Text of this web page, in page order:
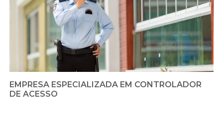
EMPRESA ESPECIALIZADA EM CONTROLADOR
DE ACESSO